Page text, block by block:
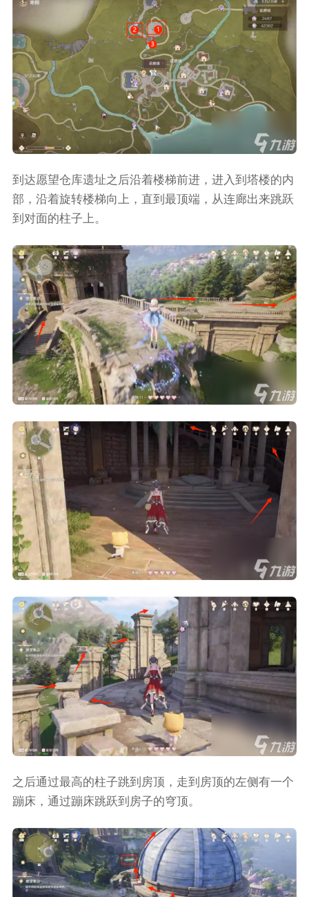
到达愿望仓库遗址之后沿着楼梯前进，进入到塔楼的内
部，沿着旋转楼梯向上，直到最顶端，从连廊出来跳跃
到对面的柱子上。
之后通过最高的柱子跳到房顶，走到房顶的左侧有一个
蹦床，通过蹦床跳跃到房子的穹顶。